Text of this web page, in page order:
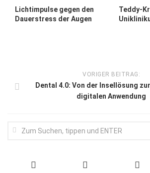
Forum Gesundheit
Kampf gegen Krebs
Lichtimpulse gegen den
Dauerstress der Augen
Teddy-
VORIGER BEITRAG:
Dental 4.0: Von der Insellösung
digitalen Anwendung